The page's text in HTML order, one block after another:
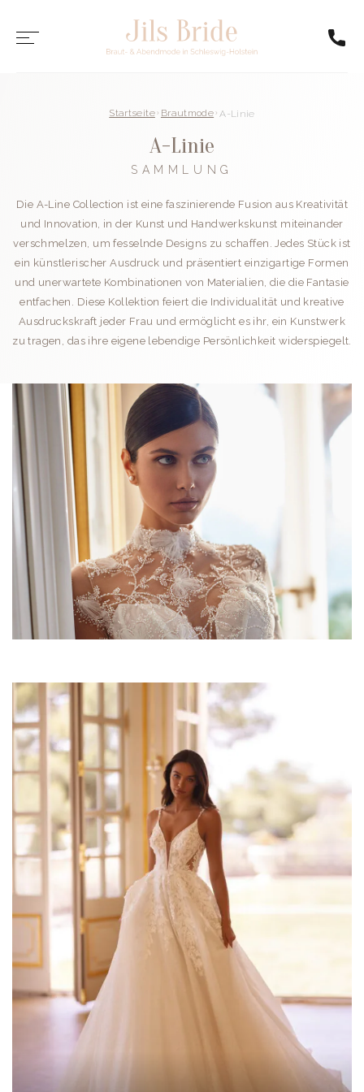
Startseite Brautmode A-Linie
A-Linie
SAMMLUNG
Die A-Line Collection ist eine faszinierende Fusion aus Kreativität
und Innovation, in der Kunst und Handwerkskunst miteinander
verschmelzen, um fesselnde Designs zu schaffen. Jedes Stück ist
ein künstlerischer Ausdruck und präsentiert einzigartige Formen
und unerwartete Kombinationen von Materialien, die die Fantasie
entfachen. Diese Kollektion feiert die Individualität und kreative
Ausdruckskraft jeder Frau und ermöglicht es ihr, ein Kunstwerk
zu tragen, das ihre eigene lebendige Persönlichkeit widerspiegelt.